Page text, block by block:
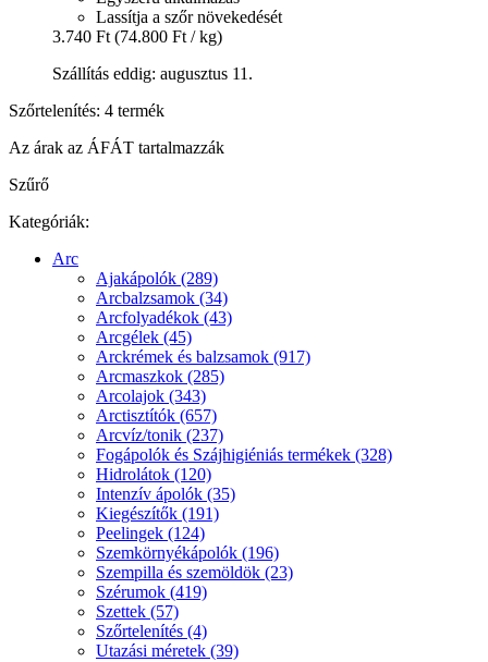
Lassítja a szőr növekedését
3.740 Ft (74.800 Ft / kg)
Szállítás eddig: augusztus 11.
Szőrtelenítés: 4 termék
Az árak az ÁFÁT tartalmazzák
Szűrő
Kategóriák:
Arc
Ajakápolók (289)
Arcbalzsamok (34)
Arcfolyadékok (43)
Arcgélek (45)
Arckrémek és balzsamok (917)
Arcmaszkok (285)
Arcolajok (343)
Arctisztítók (657)
Arcvíz/tonik (237)
Fogápolók és Szájhigiéniás termékek (328)
Hidrolátok (120)
Intenzív ápolók (35)
Kiegészítők (191)
Peelingek (124)
Szemkörnyékápolók (196)
Szempilla és szemöldök (23)
Szérumok (419)
Szettek (57)
Szőrtelenítés (4)
Utazási méretek (39)